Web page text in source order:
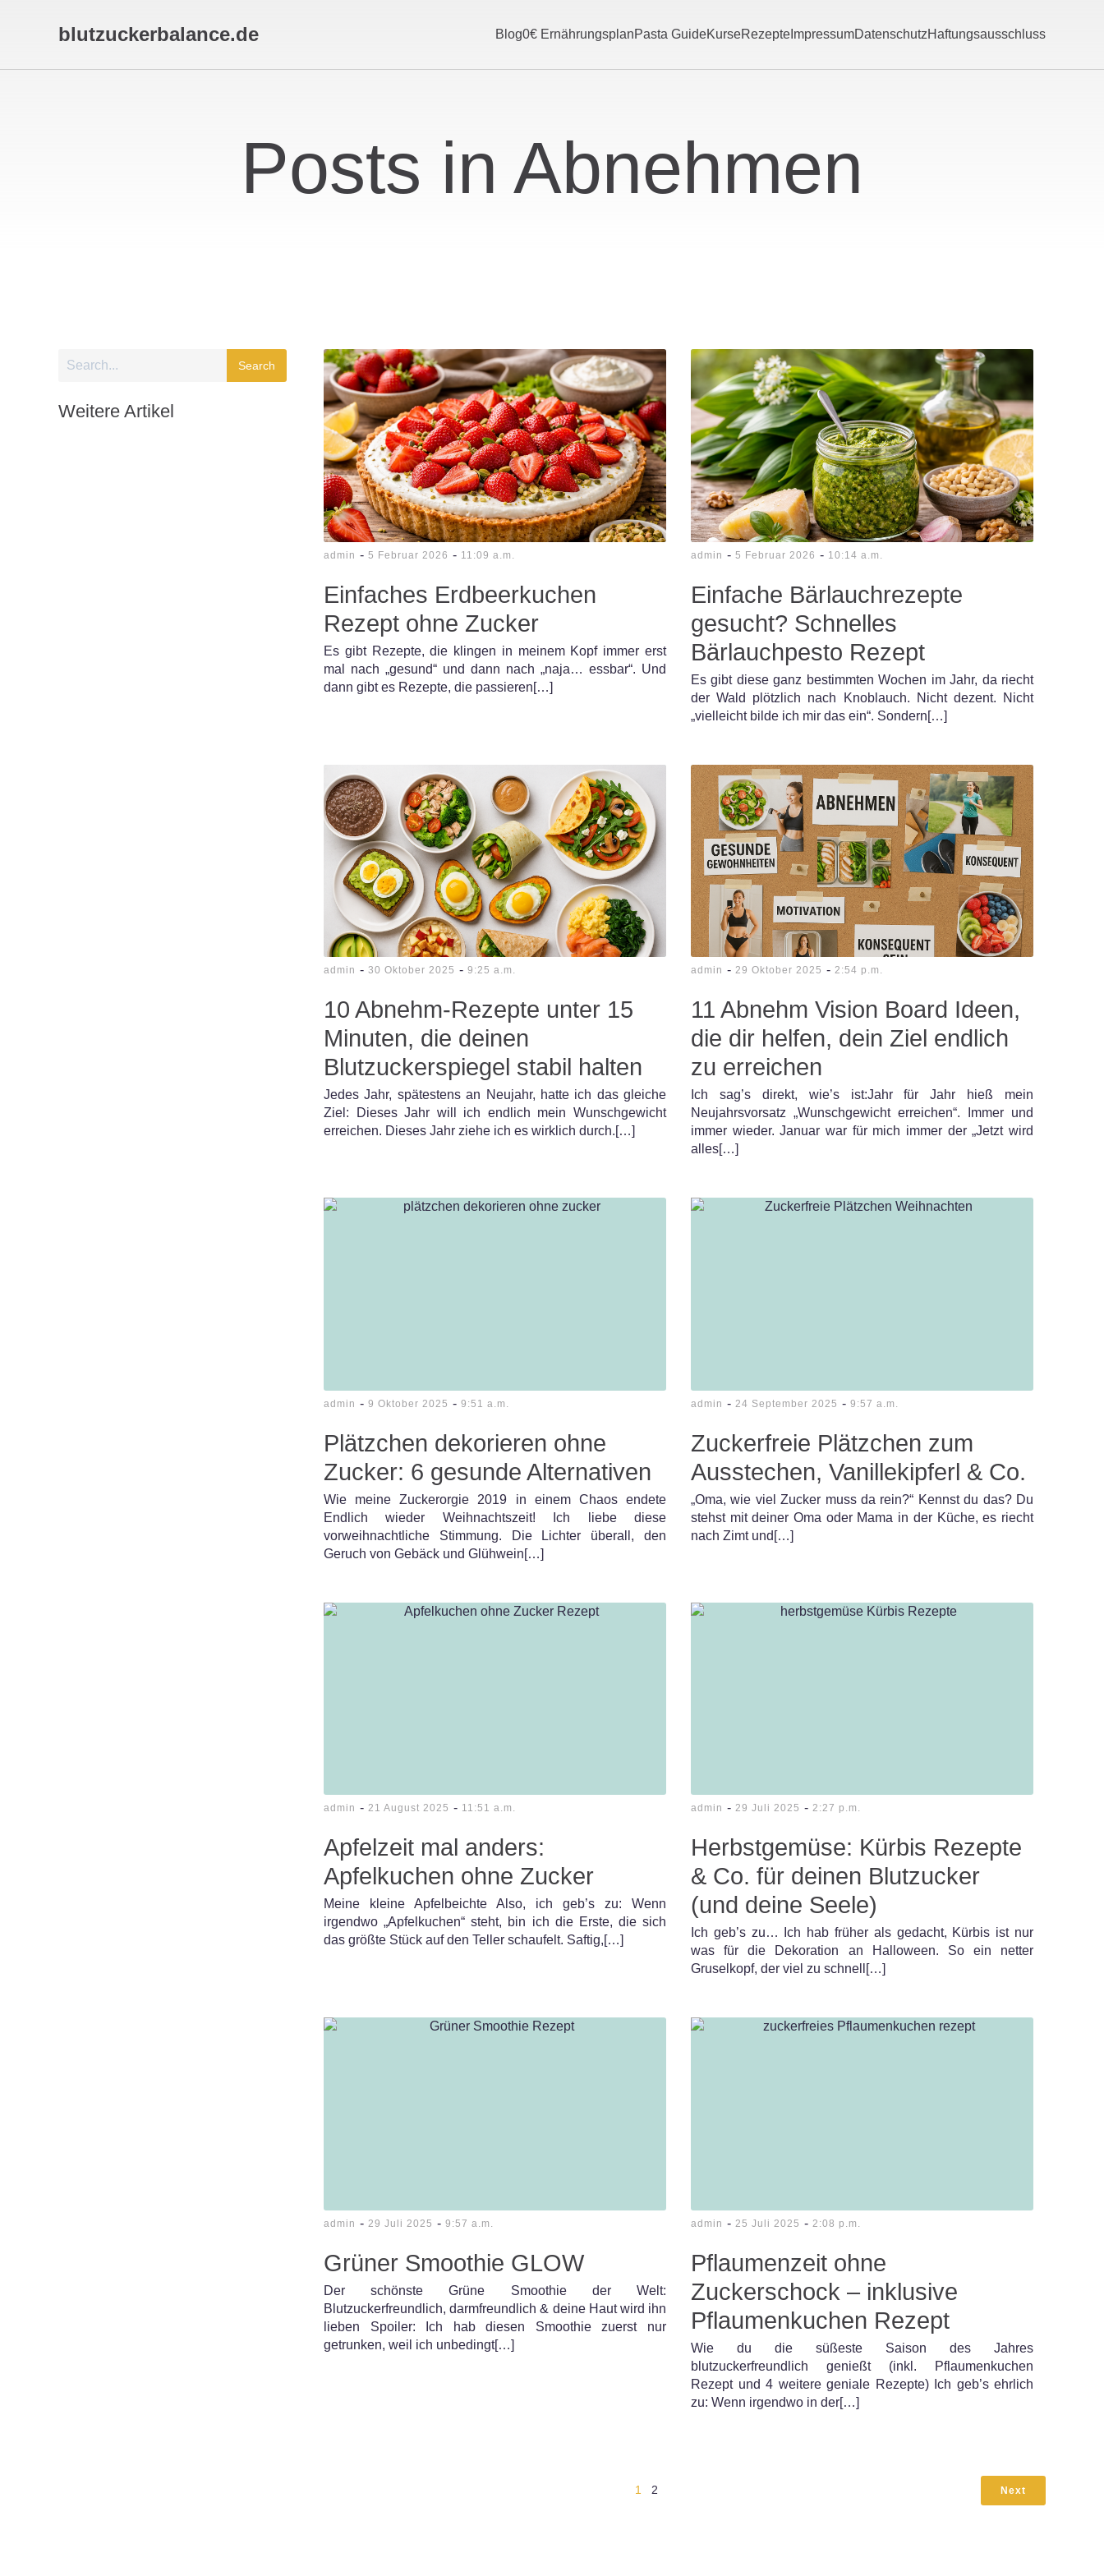
blutzuckerbalance.de Blog0€ ErnährungsplanPasta GuideKurseRezepte ImpressumDatenschutzHaftungsausschluss
Posts in Abnehmen
Search
Weitere Artikel
admin - 5 Februar 2026 - 11:09 a.m.
Einfaches Erdbeerkuchen
Rezept ohne Zucker
Es gibt Rezepte, die klingen in meinem Kopf immer erst
mal nach „gesund“ und dann nach „naja… essbar“. Und
dann gibt es Rezepte, die passieren[…]
admin - 5 Februar 2026 - 10:14 a.m.
Einfache Bärlauchrezepte
gesucht? Schnelles
Bärlauchpesto Rezept
Es gibt diese ganz bestimmten Wochen im Jahr, da riecht
der Wald plötzlich nach Knoblauch. Nicht dezent. Nicht
„vielleicht bilde ich mir das ein“. Sondern[…]
admin - 30 Oktober 2025 - 9:25 a.m.
10 Abnehm-Rezepte unter 15
Minuten, die deinen
Blutzuckerspiegel stabil halten
Jedes Jahr, spätestens an Neujahr, hatte ich das gleiche
Ziel: Dieses Jahr will ich endlich mein Wunschgewicht
erreichen. Dieses Jahr ziehe ich es wirklich durch.[…]
admin - 29 Oktober 2025 - 2:54 p.m.
11 Abnehm Vision Board Ideen,
die dir helfen, dein Ziel endlich
zu erreichen
Ich sag’s direkt, wie’s ist:Jahr für Jahr hieß mein
Neujahrsvorsatz „Wunschgewicht erreichen“. Immer und
immer wieder. Januar war für mich immer der „Jetzt wird
alles[…]
admin - 9 Oktober 2025 - 9:51 a.m.
Plätzchen dekorieren ohne
Zucker: 6 gesunde Alternativen
Wie meine Zuckerorgie 2019 in einem Chaos endete
Endlich wieder Weihnachtszeit! Ich liebe diese
vorweihnachtliche Stimmung. Die Lichter überall, den
Geruch von Gebäck und Glühwein[…]
admin - 24 September 2025 - 9:57 a.m.
Zuckerfreie Plätzchen zum
Ausstechen, Vanillekipferl & Co.
„Oma, wie viel Zucker muss da rein?“ Kennst du das? Du
stehst mit deiner Oma oder Mama in der Küche, es riecht
nach Zimt und[…]
admin - 21 August 2025 - 11:51 a.m.
Apfelzeit mal anders:
Apfelkuchen ohne Zucker
Meine kleine Apfelbeichte Also, ich geb’s zu: Wenn
irgendwo „Apfelkuchen“ steht, bin ich die Erste, die sich
das größte Stück auf den Teller schaufelt. Saftig,[…]
admin - 29 Juli 2025 - 2:27 p.m.
Herbstgemüse: Kürbis Rezepte
& Co. für deinen Blutzucker
(und deine Seele)
Ich geb’s zu… Ich hab früher als gedacht, Kürbis ist nur
was für die Dekoration an Halloween. So ein netter
Gruselkopf, der viel zu schnell[…]
admin - 29 Juli 2025 - 9:57 a.m.
Grüner Smoothie GLOW
Der schönste Grüne Smoothie der Welt:
Blutzuckerfreundlich, darmfreundlich & deine Haut wird ihn
lieben Spoiler: Ich hab diesen Smoothie zuerst nur
getrunken, weil ich unbedingt[…]
admin - 25 Juli 2025 - 2:08 p.m.
Pflaumenzeit ohne
Zuckerschock – inklusive
Pflaumenkuchen Rezept
Wie du die süßeste Saison des Jahres
blutzuckerfreundlich genießt (inkl. Pflaumenkuchen
Rezept und 4 weitere geniale Rezepte) Ich geb’s ehrlich
zu: Wenn irgendwo in der[…]
1 2 Next